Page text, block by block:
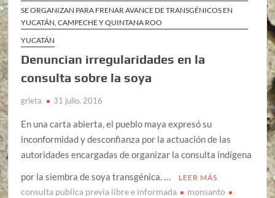
SE ORGANIZAN PARA FRENAR AVANCE DE TRANSGÉNICOS EN
YUCATÁN, CAMPECHE Y QUINTANA ROO
YUCATÁN
Denuncian irregularidades en la
consulta sobre la soya
grieta 31 julio, 2016
En una carta abierta, el pueblo maya expresó su
inconformidad y desconfianza por la actuación de las
autoridades encargadas de organizar la consulta indígena
por la siembra de soya transgénica. …
LEER MÁS
consulta publica previa libre e informada
monsanto